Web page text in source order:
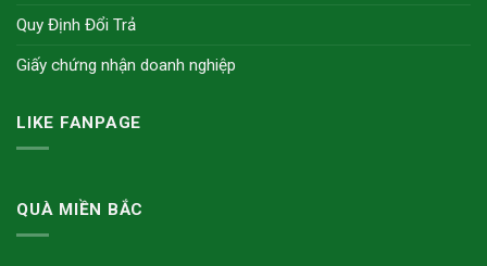
Quy Định Đổi Trả
Giấy chứng nhận doanh nghiệp
LIKE FANPAGE
QUÀ MIỀN BẮC